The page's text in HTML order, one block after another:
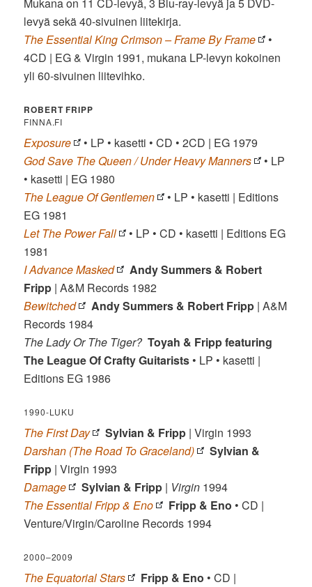
Mukana on 11 CD-levyä, 3 Blu-ray-levyä ja 5 DVD-
levyä sekä 40-sivuinen liitekirja.
The Essential King Crimson – Frame By Frame
•
4CD | EG & Virgin 1991, mukana LP-levyn kokoinen
yli 60-sivuinen liitevihko.
ROBERT FRIPP
FINNA.FI
Exposure
• LP • kasetti • CD • 2CD | EG 1979
God Save The Queen / Under Heavy Manners
• LP
• kasetti | EG 1980
The League Of Gentlemen
• LP • kasetti | Editions
EG 1981
Let The Power Fall
• LP • CD • kasetti | Editions EG
1981
I Advance Masked
Andy Summers & Robert
Fripp | A&M Records 1982
Bewitched
Andy Summers & Robert Fripp | A&M
Records 1984
The Lady Or The Tiger? Toyah & Fripp featuring
The League Of Crafty Guitarists • LP • kasetti |
Editions EG 1986
1990-LUKU
The First Day Sylvian & Fripp | Virgin 1993
Darshan (The Road To Graceland)
Sylvian &
Fripp | Virgin 1993
Damage
Sylvian & Fripp | Virgin 1994
The Essential Fripp & Eno
Fripp & Eno • CD |
Venture/Virgin/Caroline Records 1994
2000–2009
The Equatorial Stars Fripp & Eno • CD |